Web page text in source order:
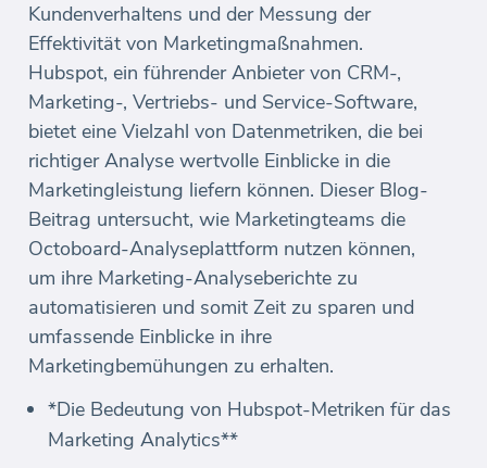
Kundenverhaltens und der Messung der
Effektivität von Marketingmaßnahmen.
Hubspot, ein führender Anbieter von CRM-,
Marketing-, Vertriebs- und Service-Software,
bietet eine Vielzahl von Datenmetriken, die bei
richtiger Analyse wertvolle Einblicke in die
Marketingleistung liefern können. Dieser Blog-
Beitrag untersucht, wie Marketingteams die
Octoboard-Analyseplattform nutzen können,
um ihre Marketing-Analyseberichte zu
automatisieren und somit Zeit zu sparen und
umfassende Einblicke in ihre
Marketingbemühungen zu erhalten.
*Die Bedeutung von Hubspot-Metriken für das
Marketing Analytics**